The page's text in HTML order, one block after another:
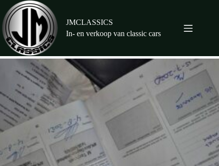
naar
de
inhoud
JMCLASSICS
In- en verkoop van classic cars